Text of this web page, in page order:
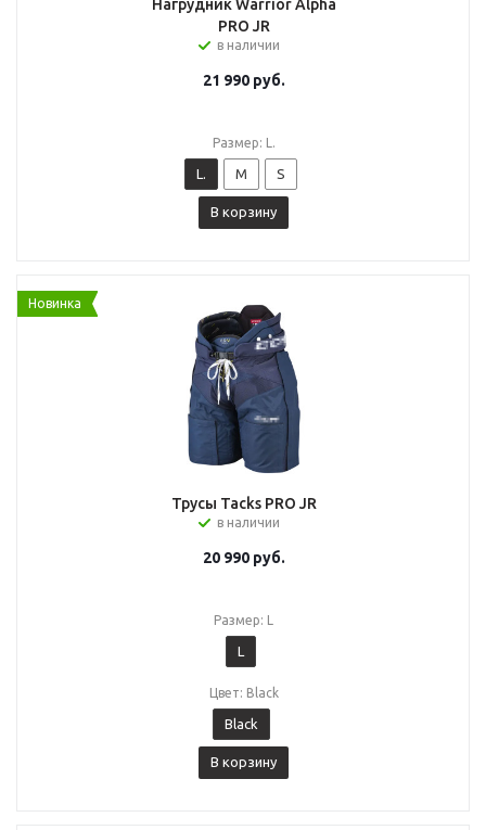
Нагрудник Warrior Alpha
PRO JR
в наличии
21 990руб.
Размер: L.
L. M S
В корзину
Новинка
Трусы Tacks PRO JR
в наличии
20 990руб.
Размер: L
L
Цвет: Black
Black
В корзину